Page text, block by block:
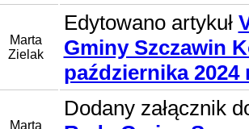
Marta
Zielak
Edytowano artykuł
Gminy Szczawin
października 2024
Marta
Dodany załącznik